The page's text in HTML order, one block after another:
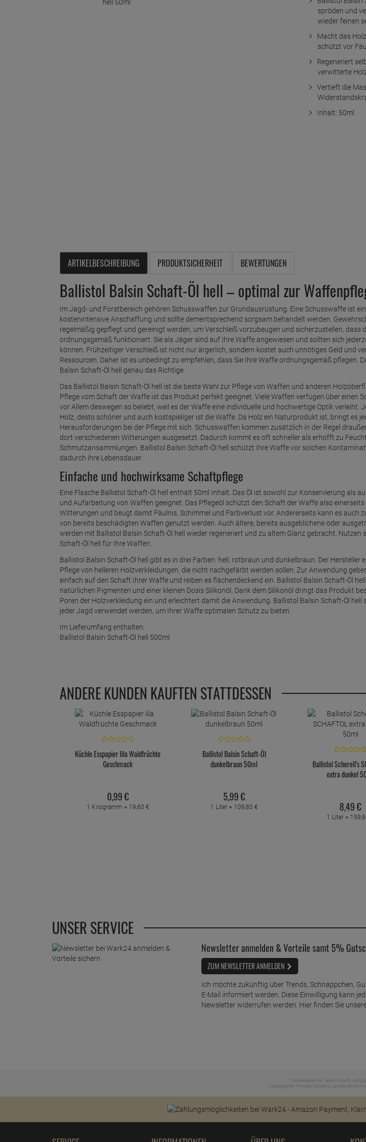
spröden und
wieder feinen
Macht das
schützt vor
Regeneriert
verwitterte
Vertieft die
Inhalt: 50ml
ARTIKELBESCHREIBUNG PRODUKTSICHERHEIT BEWERTUNGEN
Ballistol Balsin Schaft-Öl hell – optimal zur
Im Jagd- und Forstbereich gehören Schusswaffen zur Grundausrüstung. Eine Schusswaffe ist
kostenintensive Anschaffung und sollte dementsprechend sorgsam behandelt werden.
regelmäßig gepflegt und gereinigt werden, um Verschleiß vorzubeugen und sicherzustellen, dass
ordnungsgemäß funktioniert. Sie als Jäger sind auf Ihre Waffe angewiesen und sollten sich
können. Frühzeitiger Verschleiß ist nicht nur ärgerlich, sondern kostet auch unnötiges Geld und
Ressourcen. Daher ist es unbedingt zu empfehlen, dass Sie Ihre Waffe ordnungsgemäß pflegen.
Balsin Schaft-Öl hell genau das Richtige.
Das Ballistol Balsin Schaft-Öl hell ist die beste Wahl zur Pflege von Waffen und anderen
Pflege vom Schaft der Waffe ist das Produkt perfekt geeignet. Viele Waffen verfügen über einen
vor Allem deswegen so beliebt, weil es der Waffe eine individuelle und hochwertige Optik verleiht.
Holz, desto schöner und auch kostspieliger ist die Waffe. Da Holz ein Naturprodukt ist, bringt es
Herausforderungen bei der Pflege mit sich. Schusswaffen kommen zusätzlich in der Regel
dort verschiedenen Witterungen ausgesetzt. Dadurch kommt es oft schneller als erhofft zu
Schmutzansammlungen. Ballistol Balsin Schaft-Öl hell schützt Ihre Waffe vor solchen
dadurch ihre Lebensdauer.
Einfache und hochwirksame Schaftpflege
Eine Flasche Ballistol Schaft-Öl hell enthält 50ml Inhalt. Das Öl ist sowohl zur Konservierung als
und Aufarbeitung von Waffen geeignet. Das Pflegeöl schützt den Schaft der Waffe also
Witterungen und beugt damit Fäulnis, Schimmel und Farbverlust vor. Andererseits kann es auch
von bereits beschädigten Waffen genutzt werden. Auch ältere, bereits ausgeblichene oder
werden mit Ballistol Balsin Schaft-Öl hell wieder regeneriert und zu altem Glanz gebracht. Nutzen
Schaft-Öl hell für Ihre Waffen.
Ballistol Balsin Schaft-Öl hell gibt es in drei Farben: hell, rotbraun und dunkelbraun. Der Hersteller
Pflege von helleren Holzverkleidungen, die nicht nachgefärbt werden sollen. Zur Anwendung
einfach auf den Schaft Ihrer Waffe und reiben es flächendeckend ein. Ballistol Balsin Schaft-Öl hell
natürlichen Pigmenten und einer kleinen Dosis Silikonöl. Dank dem Silikonöl dringt das Produkt
Poren der Holzverkleidung ein und erleichtert damit die Anwendung. Ballistol Balsin Schaft-Öl hell
jeder Jagd verwendet werden, um Ihrer Waffe optimalen Schutz zu bieten.
Im Lieferumfang enthalten:
Ballistol Balsin Schaft-Öl hell 500ml
ANDERE KUNDEN KAUFTEN STATTDESSEN
Küchle Esspapier lila Waldfrüchte
Geschmack
0,99€
1 Kilogramm = 19, 60 €
Ballistol Balsin Schaft-Öl
dunkelbraun 50ml
5,99€
1 Liter = 109, 80 €
Ballistol Scherell's
extra dunkel
8,49€
1 Liter = 159,
UNSER SERVICE
Newsletter anmelden & Vorteile samt 5%
ZUM NEWSLETTER ANMELDEN
Ich möchte zukünftig über Trends, Schnäppchen,
E-Mail informiert werden. Diese Einwilligung kann
Newsletter widerrufen werden. Hier finden Sie
* Preisangaben inkl. gesetzl. MwSt. und
Ursprünglicher Preis des Händlers, Unverbindliche